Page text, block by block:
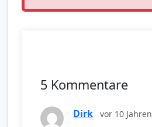
5 Kommentare
Dirk vor 10 Jahren